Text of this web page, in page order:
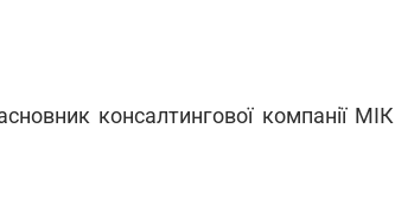
консалтингової компанії МІК